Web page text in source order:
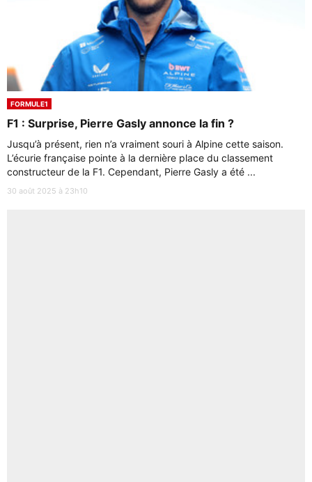
FORMULE1
F1 : Surprise, Pierre Gasly annonce la fin ?
Jusqu’à présent, rien n’a vraiment souri à Alpine cette saison.
L’écurie française pointe à la dernière place du classement
constructeur de la F1. Cependant, Pierre Gasly a été ...
30 août 2025 à 23h10